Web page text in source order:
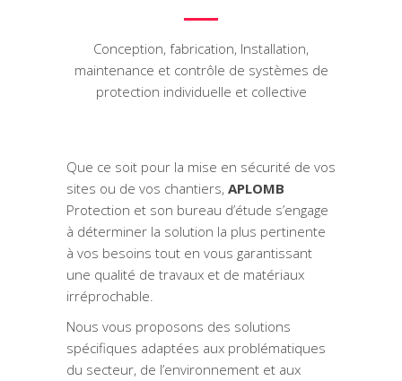
Conception, fabrication, Installation,
maintenance et contrôle de systèmes de
protection individuelle et collective
Que ce soit pour la mise en sécurité de vos
sites ou de vos chantiers, APLOMB
Protection et son bureau d’étude s’engage
à déterminer la solution la plus pertinente
à vos besoins tout en vous garantissant
une qualité de travaux et de matériaux
irréprochable.
Nous vous proposons des solutions
spécifiques adaptées aux problématiques
du secteur, de l’environnement et aux